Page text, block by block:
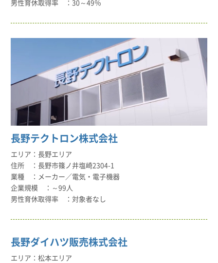
30～49％
長野テクトロン株式会社
長野エリア
長野市篠ノ井塩崎2304-1
メーカー／電気・電子機器
～99人
対象者なし
長野ダイハツ販売株式会社
松本エリア